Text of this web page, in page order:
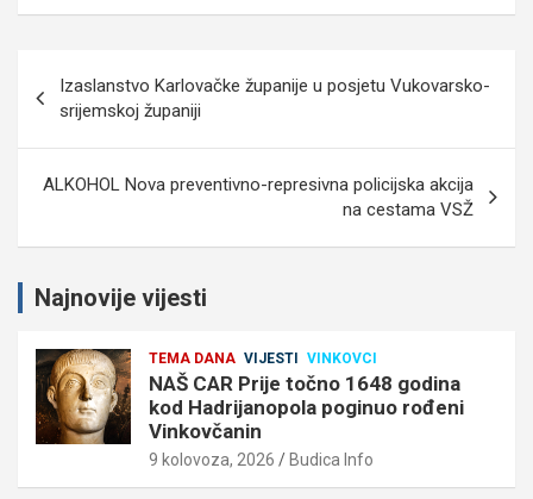
objava
Izaslanstvo Karlovačke županije u posjetu Vukovarsko-
srijemskoj županiji
ALKOHOL Nova preventivno-represivna policijska akcija
na cestama VSŽ
Najnovije vijesti
TEMA DANA VIJESTI VINKOVCI
NAŠ CAR Prije točno 1648 godina
kod Hadrijanopola poginuo rođeni
Vinkovčanin
9 kolovoza, 2026 Budica Info